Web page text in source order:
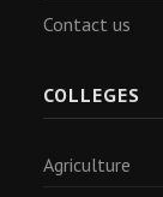
Contact us
COLLEGES
Agriculture